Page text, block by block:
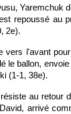
Yaremchuk
repoussé au
2e).
vers l'avant
le ballon,
(1-1, 38e).
au retour
arrivé